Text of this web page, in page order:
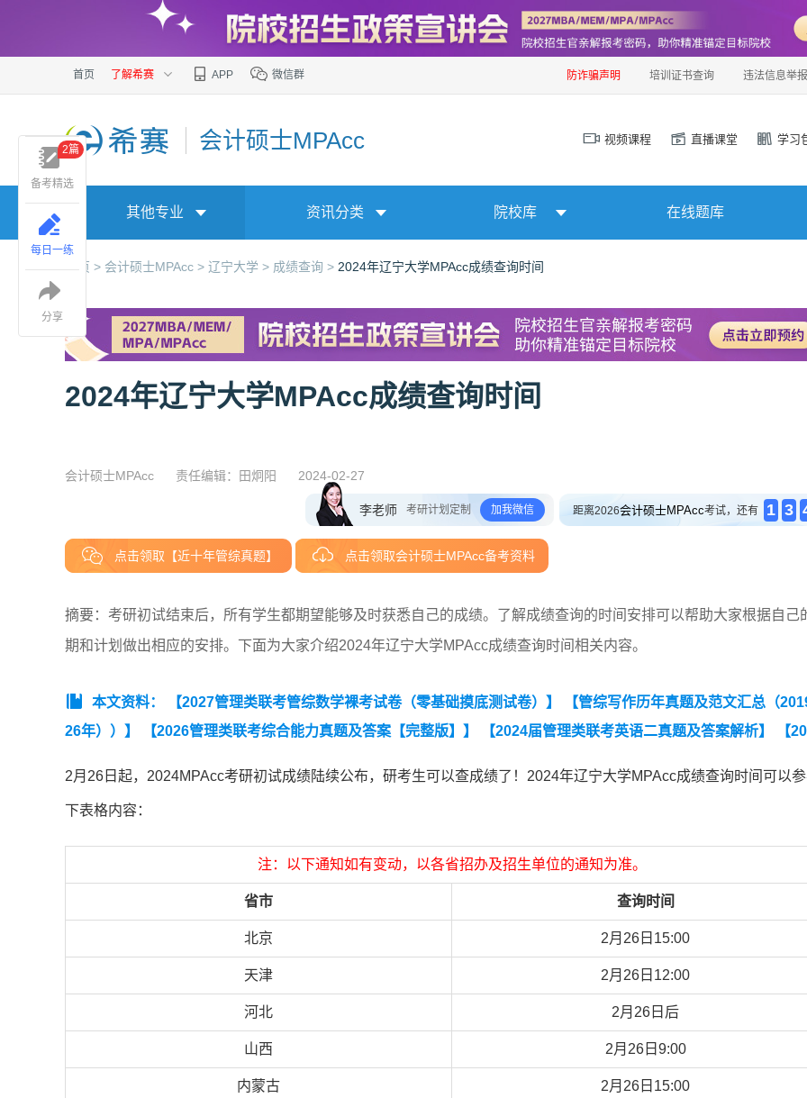
首页 了解希赛 APP 微信群 防诈骗声明 培训证书查询 违法信息举报
会计硕士MPAcc 视频课程 直播课堂 学习
其他专业 资讯分类 院校库 在线题库
首页 > 会计硕士MPAcc > 辽宁大学 > 成绩查询 > 2024年辽宁大学MPAcc成绩查询时间
2024年辽宁大学MPAcc成绩查询时间
会计硕士MPAcc 责任编辑：田炯阳 2024-02-27
李老师 考研计划定制 加我微信 距离2026会计硕士MPAcc考试，还有 1 3
点击领取【近十年管综真题】 点击领取会计硕士MPAcc备考资料
摘要：考研初试结束后，所有学生都期望能够及时获悉自己的成绩。了解成绩查询的时间安排可以帮助大家根据自己
期和计划做出相应的安排。下面为大家介绍2024年辽宁大学MPAcc成绩查询时间相关内容。
本文资料： 【2027管理类联考管综数学裸考试卷（零基础摸底测试卷）】
【管综写作历年真题及范文汇总（
26年））】
【2026管理类联考综合能力真题及答案【完整版】】 【2024届管理类联考英语二真题及答案解析】
【
2月26日起，2024MPAcc考研初试成绩陆续公布，研考生可以查成绩了！2024年辽宁大学MPAcc成绩查询时间可以
下表格内容：
注：以下通知如有变动，以各省招办及招生单位的通知为准。
省市 查询时间
北京 2月26日15:00
天津 2月26日12:00
河北 2月26日后
山西 2月26日9:00
内蒙古 2月26日15:00
备考精选
2篇
每日一练
分享